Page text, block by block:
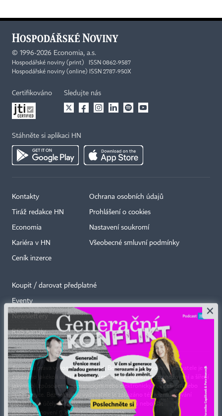
© 1996-2026 Economia, a.s.
Hospodářské noviny (print) ISSN 0862-9587
Hospodářské noviny (online) ISSN 2787-950X
Certifikováno Sledujte nás
Stáhněte si aplikaci HN
Kontakty
Tiráž redakce HN
Economia
Kariéra v HN
Ceník inzerce
Ochrana osobních údajů
Prohlášení o cookies
Nastavení soukromí
Všeobecné smluvní podmínky
Koupit / darovat předplatné
Eventy
Newslettery
RSS kanály
Autorská práva vykonává vydavatel. Bez písemného svolení vydavatele je
zakázáno jakékoli užití částí nebo celku díla, zejména rozmnožování a šíření
jakýmkoli způsobem, mechanickým nebo elektronickým, v českém nebo
jiném jazyce. Bez souhlasu vydavatele je zakázáno též rozmnožování
obsahu pro účely automatizované analýzy textů nebo dat
podle ustanovení § 39c autorského zákona.
×